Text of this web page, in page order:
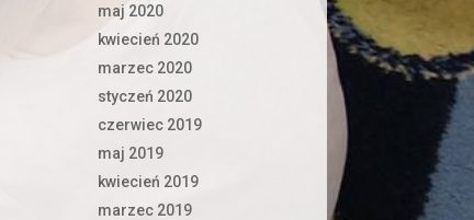
maj 2020
kwiecień 2020
marzec 2020
styczeń 2020
czerwiec 2019
maj 2019
kwiecień 2019
marzec 2019